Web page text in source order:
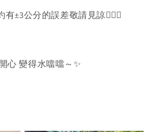
有±3公分的誤差敬請見諒🙇🏻‍♀️
心 變得水噹噹～✨